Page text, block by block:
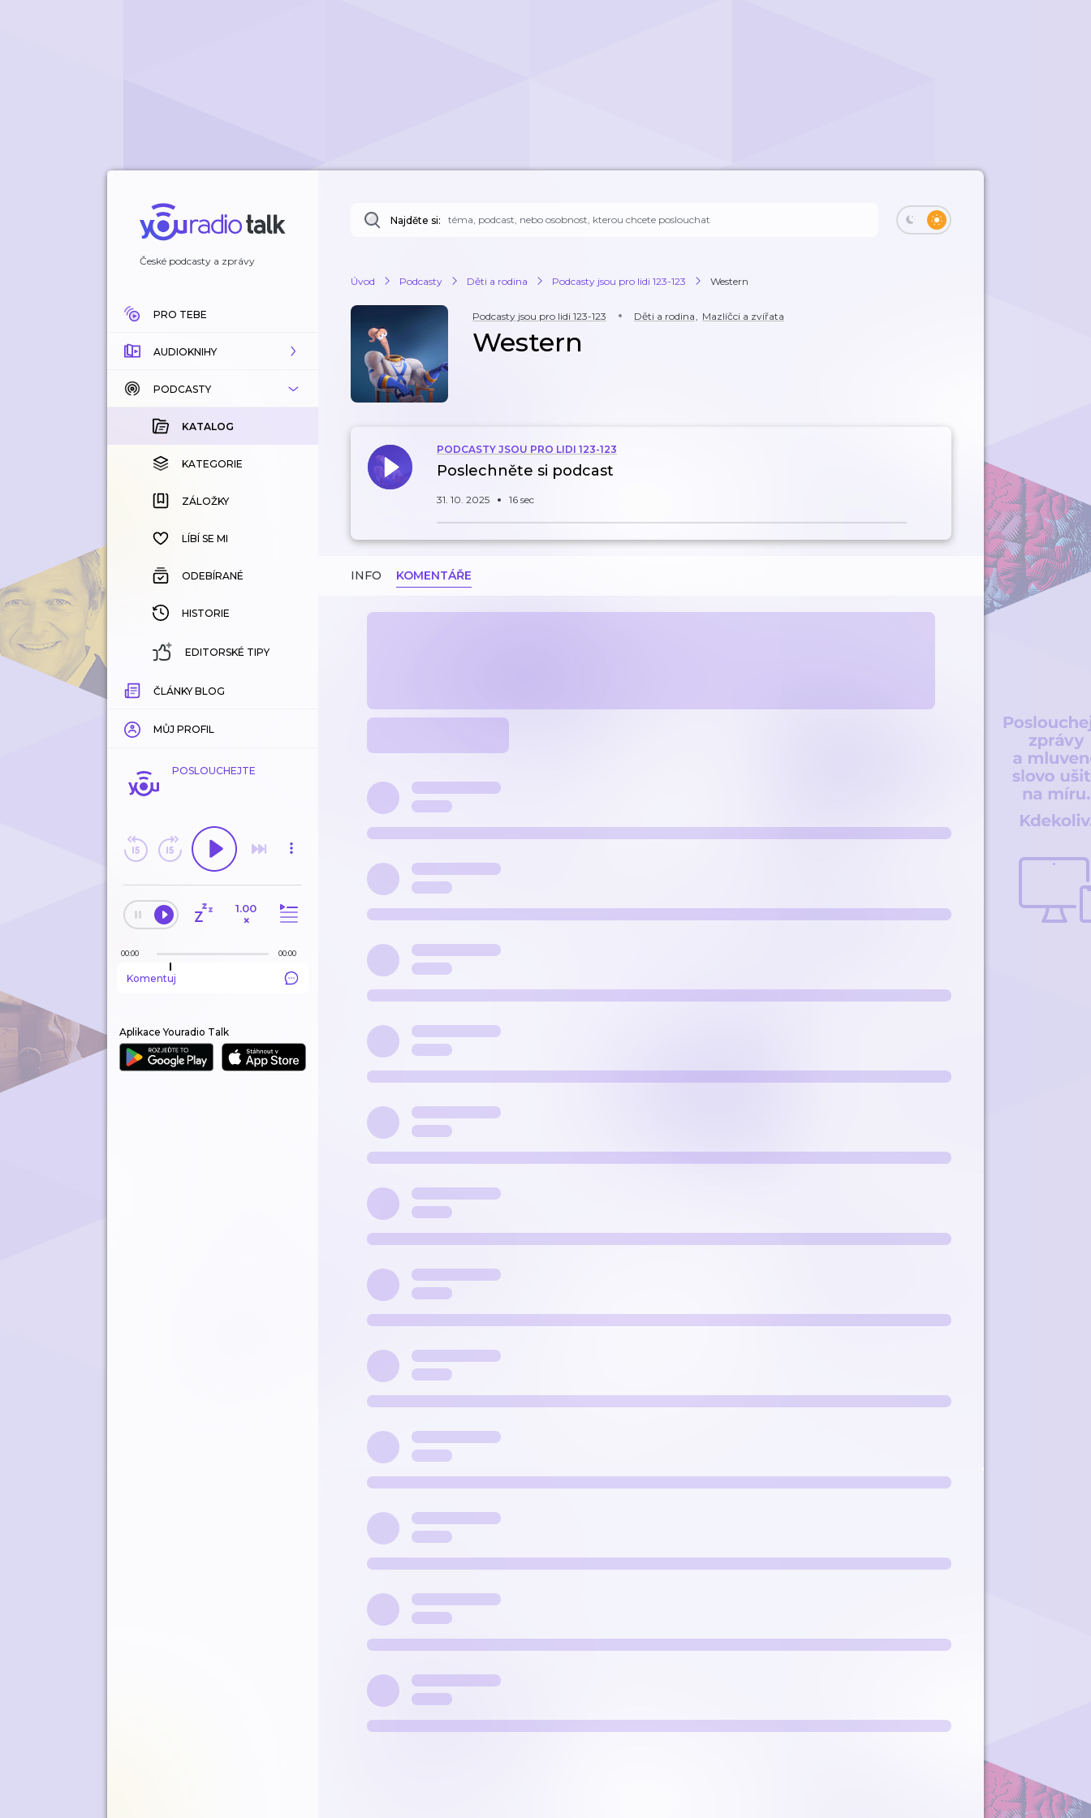
České podcasty a zprávy
PRO TEBE
AUDIOKNIHY
KATALOG
KOUPENÉ
KATEGORIE
ZÁLOŽKY
HISTORIE
PODCASTY
KATALOG
KATEGORIE
ZÁLOŽKY
LÍBÍ SE MI
ODEBÍRANÉ
HISTORIE
EDITORSKÉ TIPY
ČLÁNKY BLOG
MŮJ PROFIL
POSLOUCHEJTE
1.00
×
00:00 00:00
Komentuj
Aplikace Youradio Talk
Najděte si:
Úvod Podcasty Děti a rodina Podcasty jsou pro lidi 123-123 Western
Podcasty jsou pro lidi 123-123 Děti a rodina, Mazlíčci a zvířata
Western
PODCASTY JSOU PRO LIDI 123-123
Poslechněte si podcast
31. 10. 2025 16 sec
INFO KOMENTÁŘE